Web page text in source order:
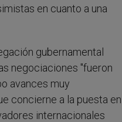
en cuanto a una
gubernamental
negociaciones "fueron
avances muy
concierne a la puesta en
internacionales